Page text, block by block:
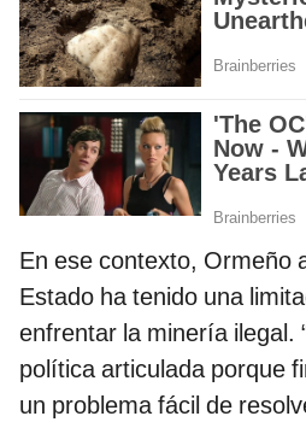
En ese contexto, Ormeño
Estado ha tenido una
enfrentar la minería ilegal.
política articulada porque
un problema fácil de